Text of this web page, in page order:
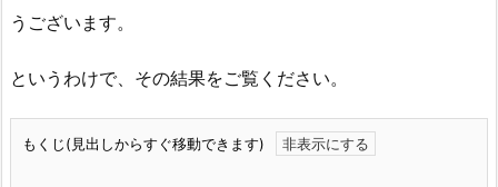
うございます。
というわけで、その結果をご覧ください。
もくじ(見出しからすぐ移動できます)